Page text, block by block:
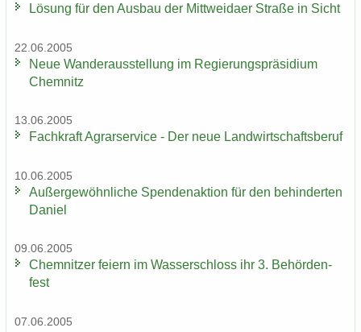
Lö­sung für den Aus­bau der Mitt­wei­da­er Stra­ße in Sicht
22.06.2005
Neue Wan­der­aus­stel­lung im Re­gie­rungs­prä­si­di­um
Chem­nitz
13.06.2005
Fach­kraft Agrar­ser­vice - Der neue Land­wirt­schafts­be­ruf
10.06.2005
Au­ßer­ge­wöhn­li­che Spen­den­ak­ti­on für den be­hin­der­ten
Da­ni­el
09.06.2005
Chem­nit­zer fei­ern im Was­ser­schloss ihr 3. Be­hör­den­
fest
07.06.2005